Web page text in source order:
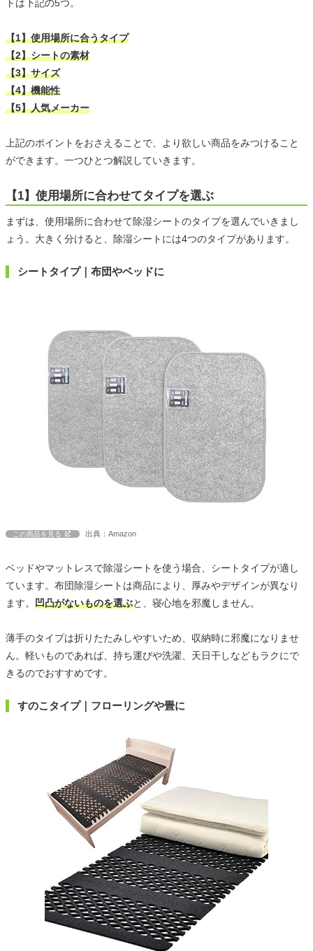
トは下記の5つ。
【1】使用場所に合うタイプ
【2】シートの素材
【3】サイズ
【4】機能性
【5】人気メーカー
上記のポイントをおさえることで、より欲しい商品をみつけること
ができます。一つひとつ解説していきます。
【1】使用場所に合わせてタイプを選ぶ
まずは、使用場所に合わせて除湿シートのタイプを選んでいきまし
ょう。大きく分けると、除湿シートには4つのタイプがあります。
シートタイプ｜布団やベッドに
この商品を見る 出典：Amazon
ベッドやマットレスで除湿シートを使う場合、シートタイプが適し
ています。布団除湿シートは商品により、厚みやデザインが異なり
ます。 凹凸がないものを選ぶと、寝心地を邪魔しません。
薄手のタイプは折りたたみしやすいため、収納時に邪魔になりませ
ん。軽いものであれば、持ち運びや洗濯、天日干しなどもラクにで
きるのでおすすめです。
すのこタイプ｜フローリングや畳に